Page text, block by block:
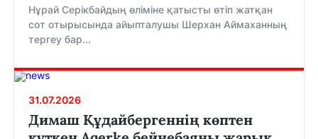
Нұрай Серікбайдың өліміне қатысты өтіп жатқан
сот отырысында айыпталушы Шерхан Аймаханның
тергеу бар...
31.07.2026
Димаш Құдайбергеннің көптен